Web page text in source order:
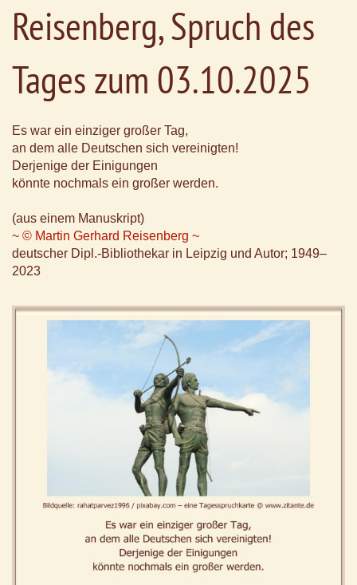
Reisenberg, Spruch des
Tages zum 03.10.2025
Es war ein einziger großer Tag,
an dem alle Deutschen sich vereinigten!
Derjenige der Einigungen
könnte nochmals ein großer werden.
(aus einem Manuskript)
~ © Martin Gerhard Reisenberg ~
deutscher Dipl.-Bibliothekar in Leipzig und Autor; 1949–
2023